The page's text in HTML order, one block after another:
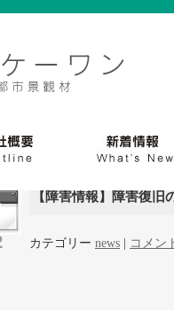
【障害情報】障害復旧
カテゴリー news コメン